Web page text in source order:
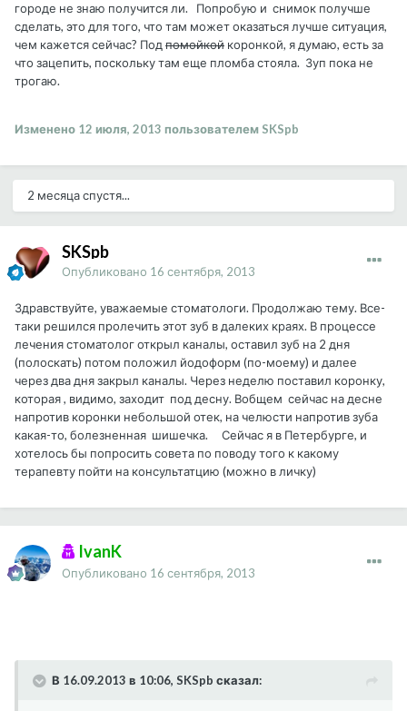
городе не знаю получится ли. Попробую и снимок получше
сделать, это для того, что там может оказаться лучше ситуация,
чем кажется сейчас? Подпомойкой коронкой, я думаю, есть за
что зацепить, поскольку там еще пломба стояла. Зуп пока не
трогаю.
Изменено 12 июля, 2013 пользователем SKSpb
2 месяца спустя...
SKSpb
Опубликовано 16 сентября, 2013
Здравствуйте, уважаемые стоматологи. Продолжаю тему. Все-
таки решился пролечить этот зуб в далеких краях. В процессе
лечения стоматолог открыл каналы, оставил зуб на 2 дня
(полоскать) потом положил йодоформ (по-моему) и далее
через два дня закрыл каналы. Через неделю поставил коронку,
которая , видимо, заходит под десну. Вобщем сейчас на десне
напротив коронки небольшой отек, на челюсти напротив зуба
какая-то, болезненная шишечка. Сейчас я в Петербурге, и
хотелось бы попросить совета по поводу того к какому
терапевту пойти на консультатцию (можно в личку)
IvanK
Опубликовано 16 сентября, 2013
В 16.09.2013 в 10:06, SKSpb сказал: